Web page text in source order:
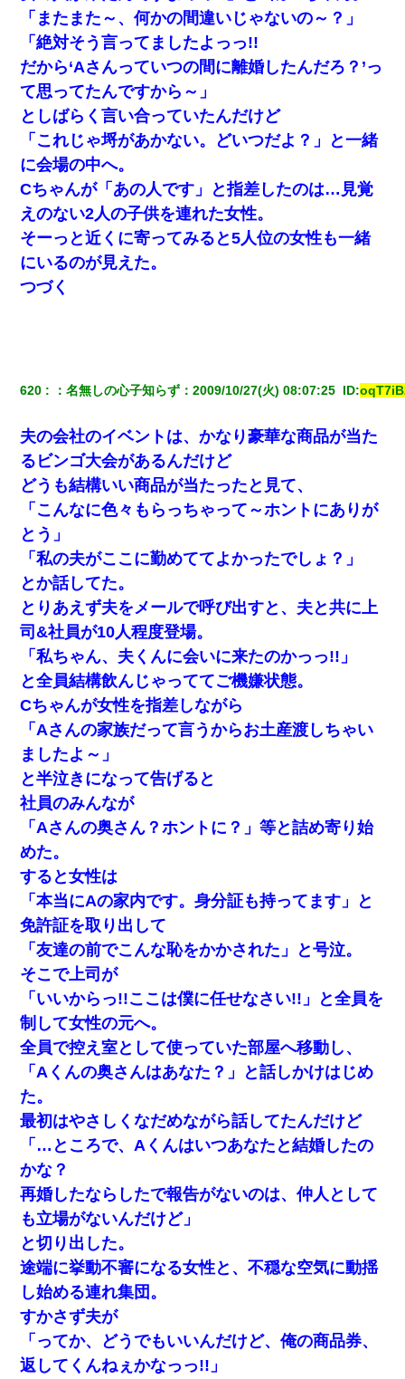
食べる量増やすわｗ」→結果ｗｗｗｗｗ
旦那の元カノをSNSで探して写真を保存して顔面評価スレで写真
を晒してた。ほとんどがブスという評価の中で二人ほど意外に好
評価で苦々しく思った
[緊急]ベロベロの女に声をかけて行為してきた結果
妻が亡くなったんだけど正直ガチで嬉しい
彼氏家「うちは墨入れるのが伝統だから。お前も彫れ」 → 結果…
13歳娘が元嫁のところから逃げてきた。どう扱ったらいいのかわ
からない
てよ！気持ち悪い！（ｼｯｼｯ」→ 後日、俺を見つけた母親がすっ飛
生保レディと行為する為に駆け引きしてみた結果ｗｗｗｗｗｗｗ
ｗｗｗｗｗ
【衝撃】婚約者「兄と結婚はするけど嫁入りするわけじゃない。
お互い干渉はしないようにしましょう」→ その後に結納金の話を
したので、母が・・・
友人とふたりで山口に旅行した時の事。レンタカーを借りて山の
中の道を走っていたら、突然ガガッ！って音がして…
元夫の連れ子「俺の結婚式の時くらい、母親としての責任を果た
そうとは思わないのか！」→どうも連れ子は…
私「結婚やめるわ」 婚約者「え？なんでなんで？」 → 放置した
結果…｜生活｜ワロタあんてな
【画像】女の子「お母さん！！私ようやくファッションモデルに
選ばれたの！絶対見に来てね！」→悲しい結果がこれ・・・
彼にプロポーズされたんだけど、実は資産家だと知って婚約破棄
した。B子「A男くんと別れたって本当？私が付き合ってもい
い？」
新卒の女性社員に1年半ストーカーされていた。俺「マジで怖い」
上司「話をしてみる」→女性社員「実は10数年前に…」
【驚愕】5000円でＪＫと行為してきたが後悔しかない…
男だけどリベンジポノレノの被害者になって未だに人生が立ち直
せない
【まぬけ】夫「離婚だ！」私「わかった。で？」夫「慰謝料
だ！」私「いいけど弁護士通して。私も請求する」夫「」
22歳の頃、父に36歳の男性とお見合いをしてくれと頼まれた。父
の親会社の経営者の息子さんだったので、父も喜んで私の写真を
送ったんだが→
【報告者がキチ】嫁「妊娠した」俺『それじゃあ皆に祝ってもら
おう』友人達を家に連れ帰ってホームパーティー→俺『皆に祝え
てもらえて良かったな！』→
【衝撃】職場に入って来た綺麗な新人さんに職場を案内すること
に → 新人「ドンッ！」私「！？」→ 突然、突き飛ばされて左手
の甲を踏みつけられて…
「またまた～、何かの間違いじゃないの～？」
「絶対そう言ってましたよっっ!!
だから‘Aさんっていつの間に離婚したんだろ？’っ
て思ってたんですから～」
としばらく言い合っていたんだけど
「これじゃ埒があかない。どいつだよ？」と一緒
に会場の中へ。
Cちゃんが「あの人です」と指差したのは…見覚
えのない2人の子供を連れた女性。
そーっと近くに寄ってみると5人位の女性も一緒
にいるのが見えた。
つづく
620 ：名無しの心子知らず ：2009/10/27(火) 08:07:25 ID:
夫の会社のイベントは、かなり豪華な商品が当た
るビンゴ大会があるんだけど
どうも結構いい商品が当たったと見て、
「こんなに色々もらっちゃって～ホントにありが
とう」
「私の夫がここに勤めててよかったでしょ？」
とか話してた。
とりあえず夫をメールで呼び出すと、夫と共に上
司&社員が10人程度登場。
「私ちゃん、夫くんに会いに来たのかっっ!!」
と全員結構飲んじゃっててご機嫌状態。
Cちゃんが女性を指差しながら
「Aさんの家族だって言うからお土産渡しちゃい
ましたよ～」
と半泣きになって告げると
社員のみんなが
「Aさんの奥さん？ホントに？」等と詰め寄り始
めた。
すると女性は
「本当にAの家内です。身分証も持ってます」と
免許証を取り出して
「友達の前でこんな恥をかかされた」と号泣。
そこで上司が
「いいからっ!!ここは僕に任せなさい!!」と全員を
制して女性の元へ。
全員で控え室として使っていた部屋へ移動し、
「Aくんの奥さんはあなた？」と話しかけはじめ
た。
最初はやさしくなだめながら話してたんだけど
「…ところで、Aくんはいつあなたと結婚したの
かな？
再婚したならしたで報告がないのは、仲人として
も立場がないんだけど」
と切り出した。
途端に挙動不審になる女性と、不穏な空気に動揺
し始める連れ集団。
すかさず夫が
「ってか、どうでもいいんだけど、俺の商品券、
返してくんねぇかなっっ!!」